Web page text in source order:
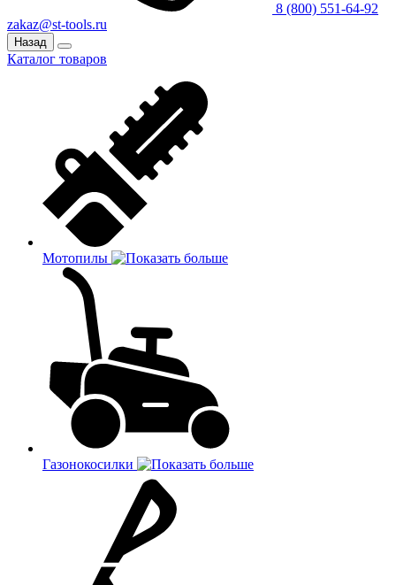
8 (800) 551-64-92
zakaz@st-tools.ru
Назад
Каталог товаров
Мотопилы
Газонокосилки